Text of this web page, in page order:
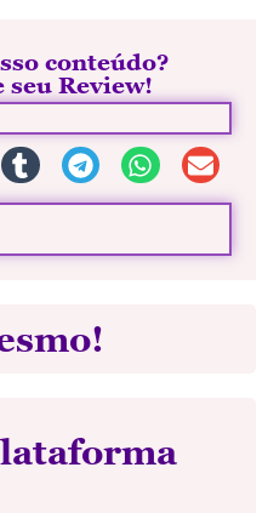
conteúdo?
Review!